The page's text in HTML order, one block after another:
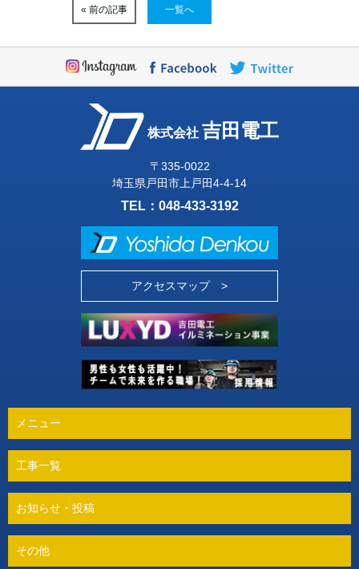
« 前の記事 一覧へ
株式会社 吉田電工
〒335-0022
埼玉県戸田市上戸田4-4-14
TEL： 048-433-3192
アクセスマップ >
メニュー
工事一覧
お知らせ・投稿
その他